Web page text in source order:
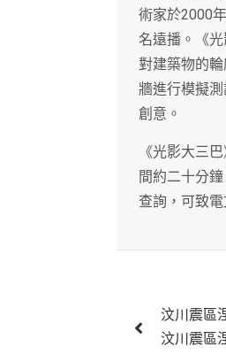
術家於2000
名遠播。《
對建築物的
牆進行模擬
創意。
《光影大三
間約二十分
查詢，可致
章
汶川震區
汶川震區